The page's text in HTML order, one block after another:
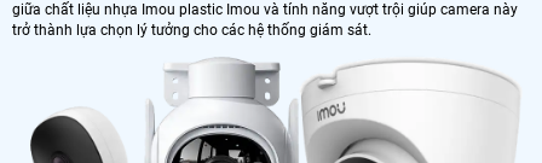
giữa chất liệu nhựa Imou plastic Imou và tính năng vượt trội giúp camera này
trở thành lựa chọn lý tưởng cho các hệ thống giám sát.